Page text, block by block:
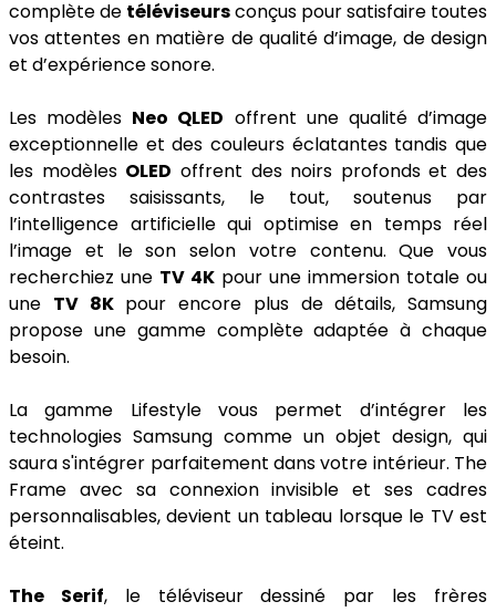
complète de téléviseursconçus pour satisfaire toutes
vos attentes en matière de qualité d’image, de design
et d’expérience sonore.
Les modèles Neo QLED offrent une qualité d’image
exceptionnelle et des couleurs éclatantes tandis que
les modèles OLED offrent des noirs profonds et des
contrastes saisissants, le tout, soutenus par
l’intelligence artificielle qui optimise en temps réel
l’image et le son selon votre contenu. Que vous
recherchiez une TV 4K pour une immersion totale ou
une TV 8Kpour encore plus de détails, Samsung
propose une gamme complète adaptée à chaque
besoin.
La gamme Lifestyle vous permet d’intégrer les
technologies Samsung comme un objet design, qui
saura s'intégrer parfaitement dans votre intérieur. The
Frame avec sa connexion invisible et ses cadres
personnalisables, devient un tableau lorsque le TV est
éteint.
The Serif, le téléviseur dessiné par les frères